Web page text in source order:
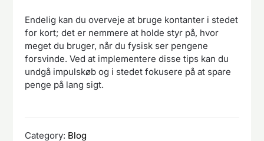
Endelig kan du overveje at bruge kontanter i stedet
for kort; det er nemmere at holde styr på, hvor
meget du bruger, når du fysisk ser pengene
forsvinde. Ved at implementere disse tips kan du
undgå impulskøb og i stedet fokusere på at spare
penge på lang sigt.
Category: Blog